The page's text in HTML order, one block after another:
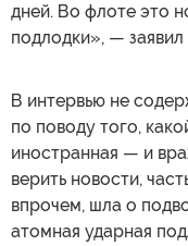
дней. Во флоте это
подлодки», — заявил
В интервью не
по поводу того,
иностранная — и
верить новости,
впрочем, шла о
атомная ударная